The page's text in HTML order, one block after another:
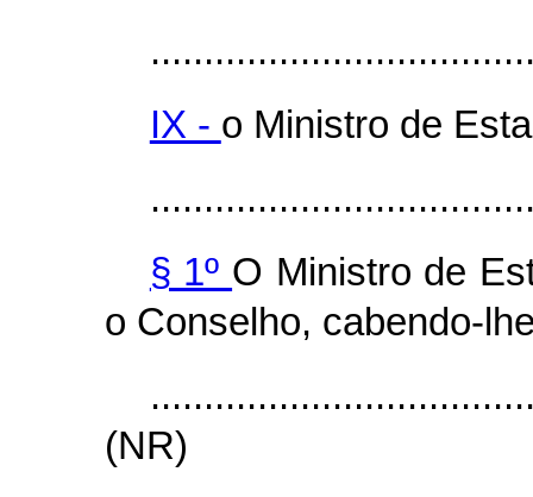
IX - o Ministro de
§ 1º O Ministro de
o Conselho, cabendo-
(NR)